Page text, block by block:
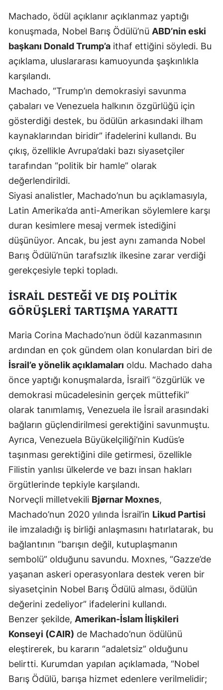
Kütahya
Malatya
Manisa
Mardin
Muğla
Muş
Nevşehir
Ordu
Rize
Sakarya
Samsun
Sinop
Tekirdağ
Tokat
Trabzon
Şanlıurfa
Uşak
Zonguldak
Aksaray
Bayburt
Karaman
Kırıkkale
Batman
Şırnak
Bartın
Ardahan
Machado, ödül açıklanır açıklanmaz yaptığı
konuşmada, Nobel Barış Ödülü’nü ABD’nin eski
başkanı Donald Trump’a ithaf ettiğini söyledi. Bu
açıklama, uluslararası kamuoyunda şaşkınlıkla
karşılandı.
Machado, “Trump’ın demokrasiyi savunma
çabaları ve Venezuela halkının özgürlüğü için
gösterdiği destek, bu ödülün arkasındaki ilham
kaynaklarından biridir” ifadelerini kullandı. Bu
çıkış, özellikle Avrupa’daki bazı siyasetçiler
tarafından “politik bir hamle” olarak
değerlendirildi.
Siyasi analistler, Machado’nun bu açıklamasıyla,
Latin Amerika’da anti-Amerikan söylemlere karşı
duran kesimlere mesaj vermek istediğini
düşünüyor. Ancak, bu jest aynı zamanda Nobel
Barış Ödülü’nün tarafsızlık ilkesine zarar verdiği
gerekçesiyle tepki topladı.
İSRAIL DESTEĞI VE DIŞ POLITIK
GÖRÜŞLERI TARTIŞMA YARATTI
Maria Corina Machado’nun ödül kazanmasının
ardından en çok gündem olan konulardan biri de
İsrail’e yönelik açıklamaları oldu. Machado daha
önce yaptığı konuşmalarda, İsrail’i “özgürlük ve
demokrasi mücadelesinin gerçek müttefiki”
olarak tanımlamış, Venezuela ile İsrail arasındaki
bağların güçlendirilmesi gerektiğini savunmuştu.
Ayrıca, Venezuela Büyükelçiliği’nin Kudüs’e
taşınması gerektiğini dile getirmesi, özellikle
Filistin yanlısı ülkelerde ve bazı insan hakları
örgütlerinde tepkiyle karşılandı.
Norveçli milletvekili Bjørnar Moxnes,
Machado’nun 2020 yılında İsrail’in Likud Partisi
ile imzaladığı iş birliği anlaşmasını hatırlatarak, bu
bağlantının “barışın değil, kutuplaşmanın
sembolü” olduğunu savundu. Moxnes, “Gazze’de
yaşanan askeri operasyonlara destek veren bir
siyasetçinin Nobel Barış Ödülü alması, ödülün
değerini zedeliyor” ifadelerini kullandı.
Benzer şekilde, Amerikan-İslam İlişkileri
Konseyi (CAIR) de Machado’nun ödülünü
eleştirerek, bu kararın “adaletsiz” olduğunu
belirtti. Kurumdan yapılan açıklamada, “Nobel
Barış Ödülü, barışa hizmet edenlere verilmelidir;